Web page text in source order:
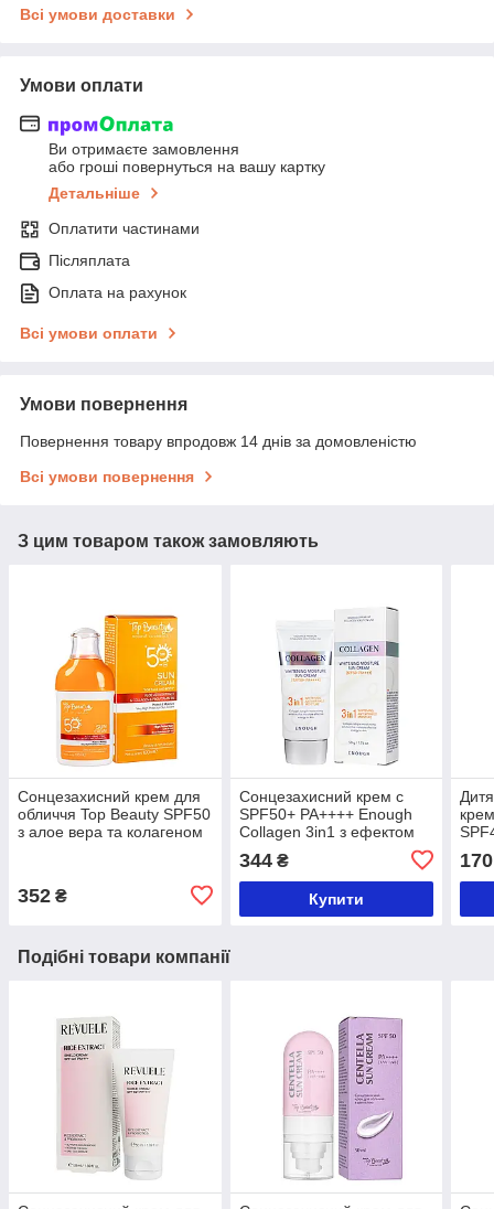
Всі умови доставки
Умови оплати
Ви отримаєте замовлення
або гроші повернуться на вашу картку
Детальніше
Оплатити частинами
Післяплата
Оплата на рахунок
Всі умови оплати
Умови повернення
Повернення товару впродовж 14 днів за домовленістю
Всі умови повернення
З цим товаром також замовляють
Сонцезахисний крем для
обличчя Top Beauty SPF50
з алое вера та колагеном
352 ₴
Сонцезахисний крем с
SPF50+ PA++++ Enough
Collagen 3in1 з ефектом
344₴
Купити
170
Подібні товари компанії